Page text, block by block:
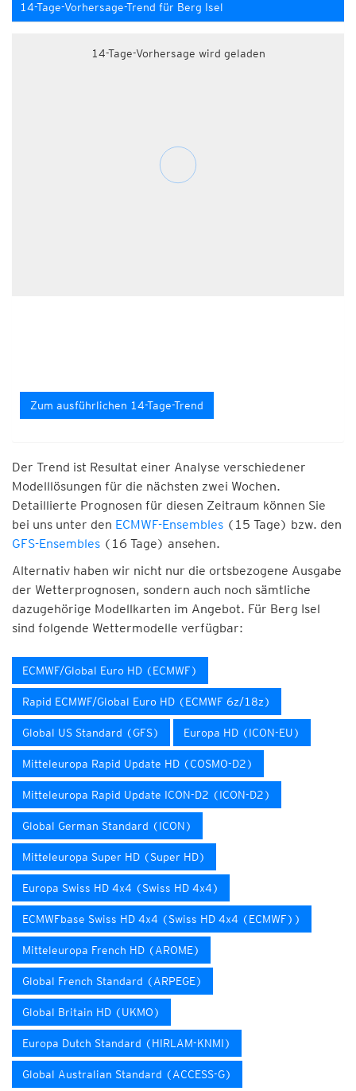
14-Tage-Vorhersage-Trend für Berg Isel
14-Tage-Vorhersage wird geladen
Zum ausführlichen 14-Tage-Trend
Der Trend ist Resultat einer Analyse verschiedener
Modelllösungen für die nächsten zwei Wochen.
Detaillierte Prognosen für diesen Zeitraum können Sie
bei uns unter den ECMWF-Ensembles (15 Tage) bzw. den
GFS-Ensembles (16 Tage) ansehen.
Alternativ haben wir nicht nur die ortsbezogene Ausgabe
der Wetterprognosen, sondern auch noch sämtliche
dazugehörige Modellkarten im Angebot. Für Berg Isel
sind folgende Wettermodelle verfügbar:
ECMWF/Global Euro HD (ECMWF)
Rapid ECMWF/Global Euro HD (ECMWF 6z/18z)
Global US Standard (GFS) Europa HD (ICON-EU)
Mitteleuropa Rapid Update HD (COSMO-D2)
Mitteleuropa Rapid Update ICON-D2 (ICON-D2)
Global German Standard (ICON)
Mitteleuropa Super HD (Super HD)
Europa Swiss HD 4x4 (Swiss HD 4x4)
ECMWFbase Swiss HD 4x4 (Swiss HD 4x4 (ECMWF))
Mitteleuropa French HD (AROME)
Global French Standard (ARPEGE)
Global Britain HD (UKMO)
Europa Dutch Standard (HIRLAM-KNMI)
Global Australian Standard (ACCESS-G)